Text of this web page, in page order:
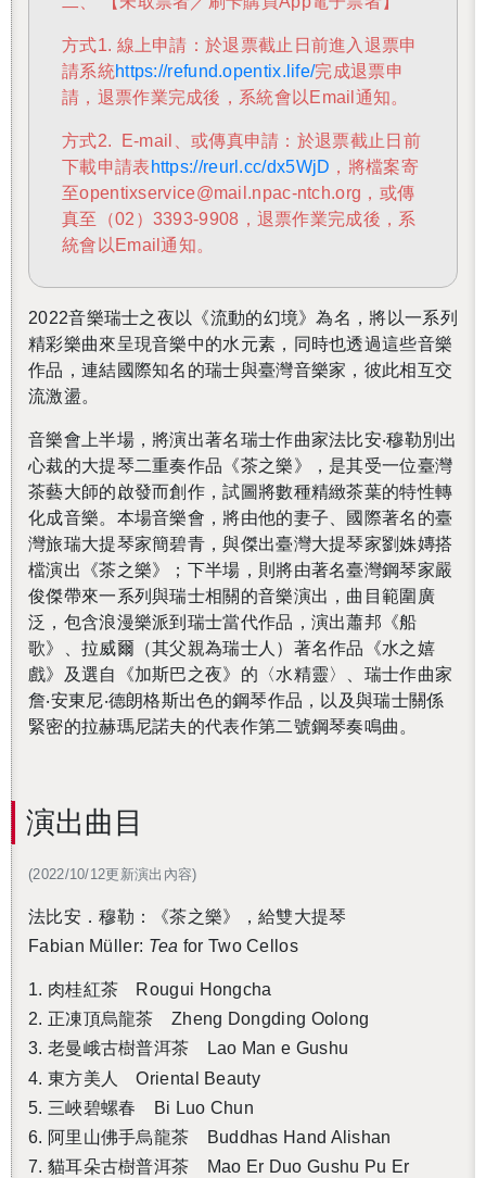
方式1. 線上申請：於退票截止日前進入退票申
請系統https://refund.opentix.life/完成退票申
請，退票作業完成後，系統會以Email通知。
方式2. E-mail、或傳真申請：於退票截止日前
下載申請表 https://reurl.cc/dx5WjD ，將檔案寄
至opentixservice@mail.npac-ntch.org，或傳
真至（02）3393-9908，退票作業完成後，系
統會以Email通知。
2022音樂瑞士之夜以《流動的幻境》為名，將以一系列
精彩樂曲來呈現音樂中的水元素，同時也透過這些音樂
作品，連結國際知名的瑞士與臺灣音樂家，彼此相互交
流激盪。
音樂會上半場，將演出著名瑞士作曲家法比安‧穆勒別出
心裁的大提琴二重奏作品《茶之樂》，是其受一位臺灣
茶藝大師的啟發而創作，試圖將數種精緻茶葉的特性轉
化成音樂。 本場音樂會，將由他的妻子、國際著名的臺
灣旅瑞大提琴家簡碧青，與傑出臺灣大提琴家劉姝嫥搭
檔演出《茶之樂》；下半場，則將由著名臺灣鋼琴家嚴
俊傑帶來一系列與瑞士相關的音樂演出，曲目範圍廣
泛，包含浪漫樂派到瑞士當代作品，演出蕭邦《船
歌》、拉威爾（其父親為瑞士人）著名作品《水之嬉
戲》及選自《加斯巴之夜》的〈水精靈〉、瑞士作曲家
詹‧安東尼‧德朗格斯出色的鋼琴作品，以及與瑞士關係
緊密的拉赫瑪尼諾夫的代表作第二號鋼琴奏鳴曲。
演出曲目
(2022/10/12更新演出內容)
法比安．穆勒：《茶之樂》，給雙大提琴
Fabian Müller: Tea for Two Cellos
1. 肉桂紅茶 Rougui Hongcha
2. 正凍頂烏龍茶Zheng Dongding Oolong
3. 老曼峨古樹普洱茶
Lao Man e Gushu
4. 東方美人Oriental Beauty
5. 三峽碧螺春
Bi Luo Chun
6. 阿里山佛手烏龍茶
Buddhas Hand Alishan
7. 貓耳朵古樹普洱茶
Mao Er Duo Gushu Pu Er